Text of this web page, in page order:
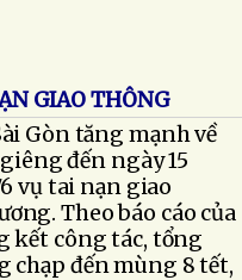
GIAO THÔNG
Gòn tăng mạnh về
đến ngày 15
vụ tai nạn giao
Theo báo cáo của
kết công tác, tổng
chạp đến mùng 8 tết,